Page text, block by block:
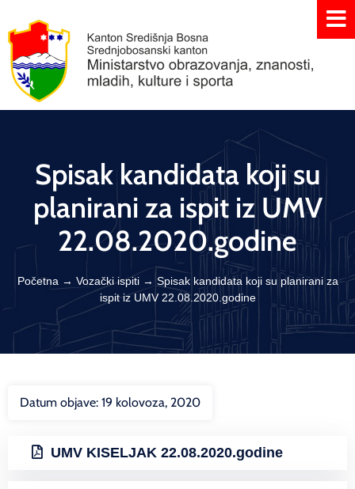
Spisak kandidata koji su
planirani za ispit iz UMV
22.08.2020.godine
Početna → Vozački ispiti→ Spisak kandidata koji su planirani za
ispit iz UMV 22.08.2020.godine
Datum objave: 19 kolovoza, 2020
UMV KISELJAK 22.08.2020.godine